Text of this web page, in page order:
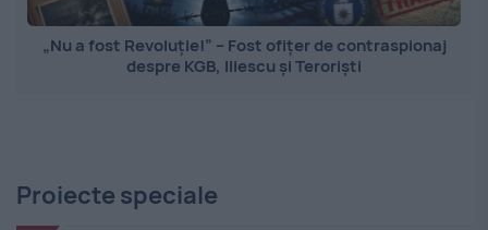
„Nu a fost Revoluție!” – Fost ofițer de contraspionaj
despre KGB, Iliescu și Teroriști
Proiecte speciale